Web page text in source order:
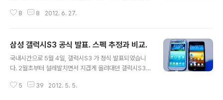
GB 4단적층 1066Mbps (갤럭시S3 에서 106..
nes AT&T 를 비롯한 5개 통신사가 확인되었는데, 스펙
일본 스냅드래곤S4 + 램 2GB AP 1칩. 두께 9.0mm 다
른 제품과의 차이라면, 일본판 DMB인 원세그를 지원합니
다. (http://k-tai.impress.co.jp/img/ktw/docs/532/
00mAh - 한국 3G 버전 - 엑시노스441..
8 8 2012. 6. 27.
삼성 갤럭시S3 공식 발표. 스펙 추정과 비교.
국내시간으로 5월 4일, 갤럭시S3 가 정식 발표되었습니
다. 2월초부터 설레발치면서 지겹게 올려대던 갤럭시S3
외.ㅋ 나올 때까지 계속됩니다.) 국내, 해외의 각종 매체들
5 39 2012. 5. 5.